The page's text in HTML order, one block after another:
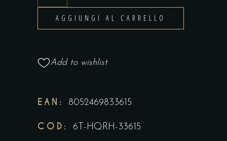
Selvaggio
Keta
AGGIUNGI AL CARRELLO
Add to wishlist
EAN: 8052469833615
COD: 6T-HQRH-33615